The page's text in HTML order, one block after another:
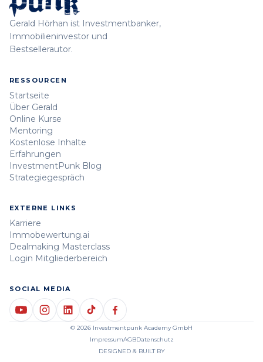
Gerald Hörhan ist Investmentbanker,
Immobilieninvestor und
Bestsellerautor.
RESSOURCEN
Startseite
Über Gerald
Online Kurse
Mentoring
Kostenlose Inhalte
Erfahrungen
InvestmentPunk Blog
Strategiegespräch
EXTERNE LINKS
Karriere
Immobewertung.ai
Dealmaking Masterclass
Login Mitgliederbereich
SOCIAL MEDIA
© 2026 Investmentpunk Academy GmbH
ImpressumAGBDatenschutz
DESIGNED & BUILT BY